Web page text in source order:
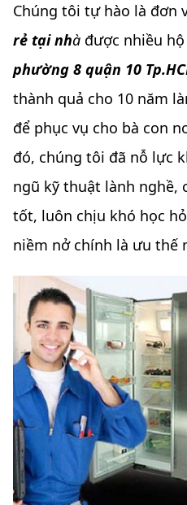
Chúng tôi tự hào là đơn
rẻ tại nhà được nhiều
phường 8 quận 10
thành quả cho 10 năm
để phục vụ cho bà con
đó, chúng tôi đã nỗ lực
ngũ kỹ thuật lành nghề,
tốt, luôn chịu khó học
niềm nở chính là ưu thế